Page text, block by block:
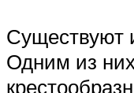
Существуют
Одним из